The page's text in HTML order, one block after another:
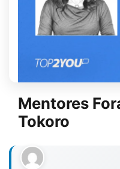
Mentores
Tokoro